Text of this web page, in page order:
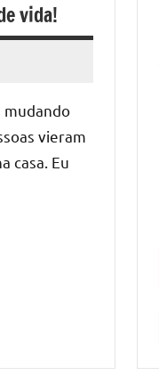
vida!
mudando
vieram
casa. Eu